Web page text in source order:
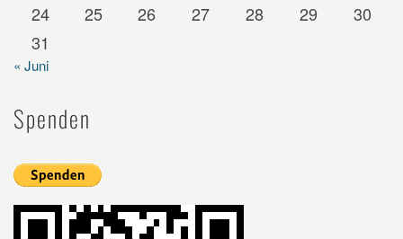
24
25 26 27 28 29
30
31
« Juni
Spenden